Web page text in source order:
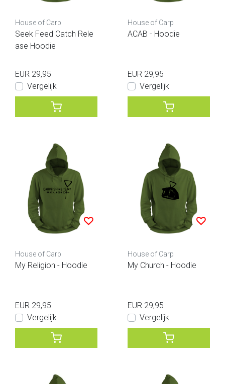
House of Carp
Seek Feed Catch Rele
ase Hoodie
EUR 29,95
Vergelijk
House of Carp
ACAB - Hoodie
EUR 29,95
Vergelijk
House of Carp
My Religion - Hoodie
EUR 29,95
Vergelijk
House of Carp
My Church - Hoodie
EUR 29,95
Vergelijk